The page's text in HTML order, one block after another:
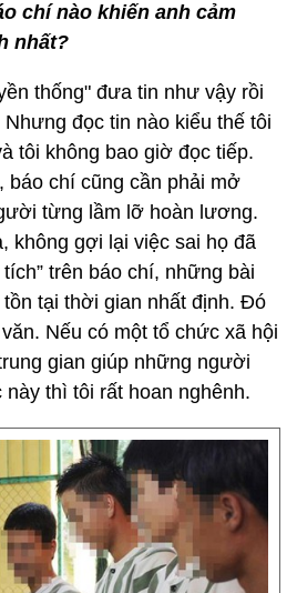
chí nào khiến anh cảm
nhất?
thống" đưa tin như vậy rồi
đọc tin nào kiểu thế tôi
tôi không bao giờ đọc tiếp.
báo chí cũng cần phải mở
từng lầm lỡ hoàn lương.
không gợi lại việc sai họ đã
tích” trên báo chí, những bài
tại thời gian nhất định. Đó
Nếu có một tổ chức xã hội
gian giúp những người
thì tôi rất hoan nghênh.